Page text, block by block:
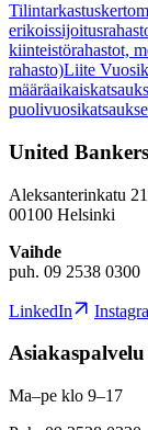
kiinteistörahastot,
rahasto)Liite
United
Aleksanterinkatu
00100 Helsinki
Vaihde
puh. 09 2538 0300
LinkedIn
Asiakaspalvelu
Ma–pe klo 9–17